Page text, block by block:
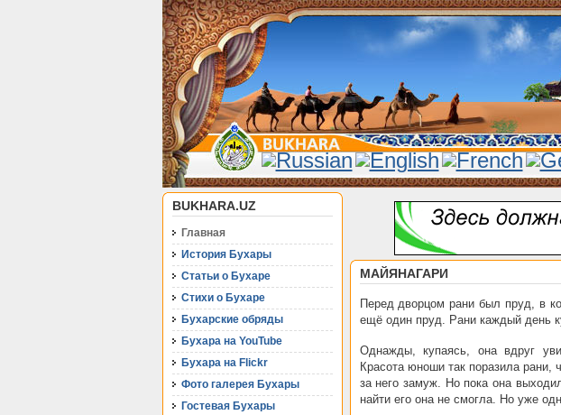
BUKHARA.UZ
Главная
История Бухары
Статьи о Бухаре
Стихи о Бухаре
Бухарские обряды
Бухара на YouTube
Бухара на Flickr
Фото галерея Бухары
Гостевая Бухары
МАЙЯНАГАРИ
Перед дворцом рани был пруд, в
ещё один пруд. Рани каждый день
Однажды, купаясь, она вдруг
Красота юноши так поразила рани,
за него замуж. Но пока она
найти его она не смогла. Но уже